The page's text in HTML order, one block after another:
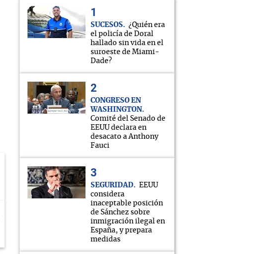
SUCESOS
¿Quién era
el policía de Doral
hallado sin vida en el
suroeste de Miami-
Dade?
CONGRESO EN
WASHINGTON
Comité del Senado de
EEUU declara en
desacato a Anthony
Fauci
SEGURIDAD
EEUU
considera
inaceptable posición
de Sánchez sobre
inmigración ilegal en
España, y prepara
medidas